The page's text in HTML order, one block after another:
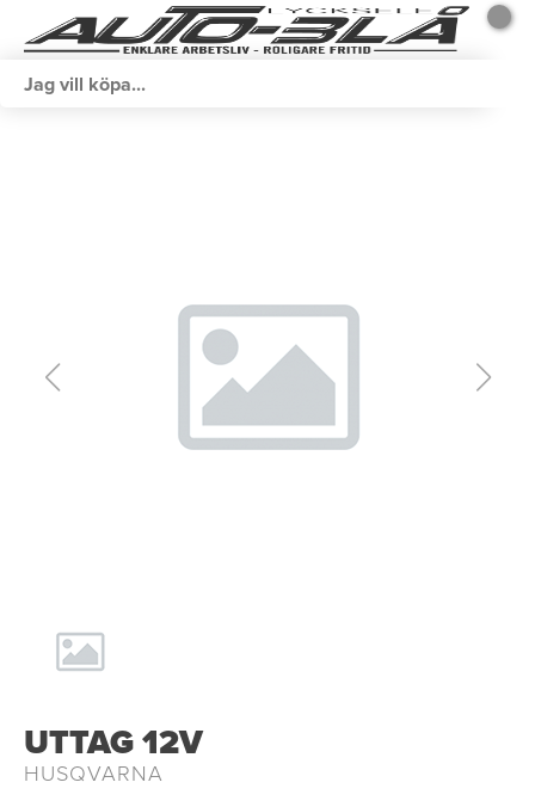
UTTAG 12V
HUSQVARNA